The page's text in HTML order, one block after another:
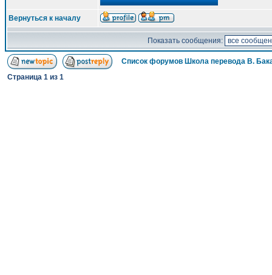
Вернуться к началу
Показать сообщения:
Список форумов Школа перевода В.
Страница 1 из 1